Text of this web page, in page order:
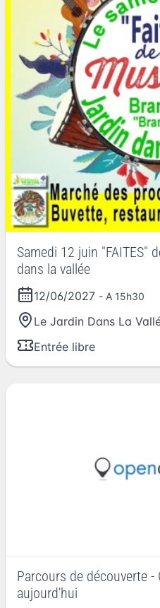
Samedi 12 juin "FAITES"
dans la vallée
12/06/2027 - A 15h30
Le Jardin Dans La
Entrée libre
Parcours de découverte
aujourd'hui